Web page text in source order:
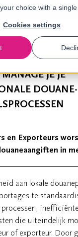
choice with a single
Cookies settings
JE JE
DOUANE-
en Exporteurs
in
aan lokale
te
die uiteindelijk
of exporteur. Door